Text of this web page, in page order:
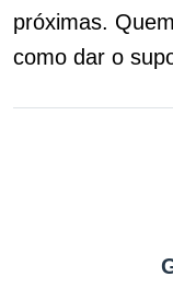
próximas.
como dar o